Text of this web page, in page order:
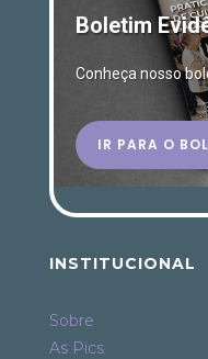
Boletim
Conheça nosso
IR PARA O
INSTITUCIONAL
Sobre
As Pics